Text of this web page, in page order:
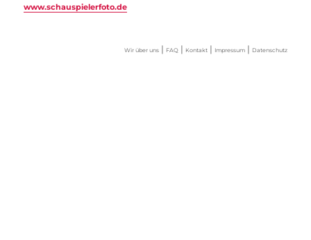
www.schauspielerfoto.de
Wir über uns| FAQ| Kontakt| Impressum| Datenschutz